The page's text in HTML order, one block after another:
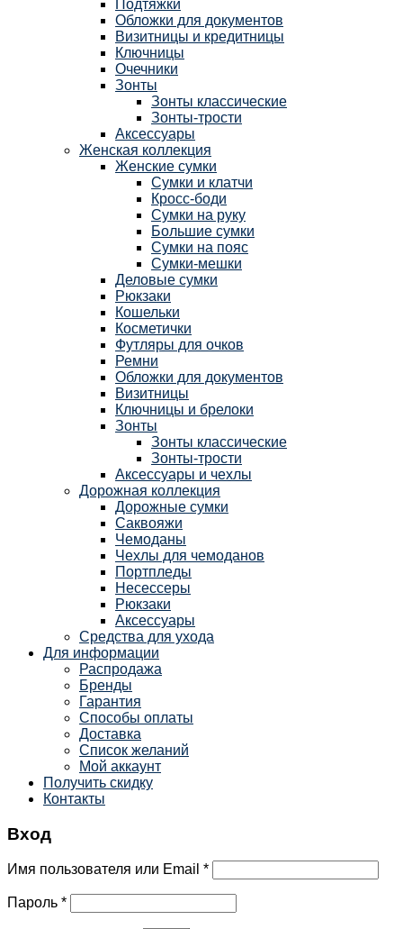
Подтяжки
Обложки для документов
Визитницы и кредитницы
Ключницы
Очечники
Зонты
Зонты классические
Зонты-трости
Аксессуары
Женская коллекция
Женские сумки
Сумки и клатчи
Кросс-боди
Сумки на руку
Большие сумки
Сумки на пояс
Сумки-мешки
Деловые сумки
Рюкзаки
Кошельки
Косметички
Футляры для очков
Ремни
Обложки для документов
Визитницы
Ключницы и брелоки
Зонты
Зонты классические
Зонты-трости
Аксессуары и чехлы
Дорожная коллекция
Дорожные сумки
Саквояжи
Чемоданы
Чехлы для чемоданов
Портпледы
Несессеры
Рюкзаки
Аксессуары
Средства для ухода
Для информации
Распродажа
Бренды
Гарантия
Способы оплаты
Доставка
Список желаний
Мой аккаунт
Получить скидку
Контакты
Вход
Имя пользователя или Email *
Пароль *